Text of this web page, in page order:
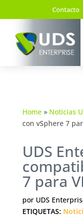
Contacto
Home» Noticias
con vSphere 7
UDS
7 para
por UDS
ETIQUETAS: